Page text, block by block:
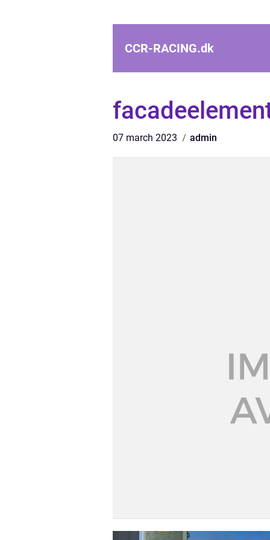
CCR-RACING.dk
07 march 2023 admin